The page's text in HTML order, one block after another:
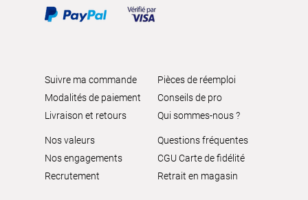
Suivre ma commande
Modalités de paiement
Livraison et retours
Pièces de réemploi
Conseils de pro
Qui sommes-nous ?
Nos valeurs
Nos engagements
Recrutement
Questions fréquentes
CGU Carte de fidélité
Retrait en magasin